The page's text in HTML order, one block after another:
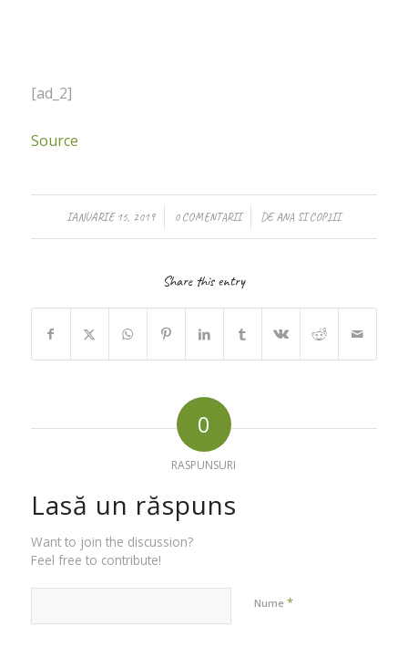
[ad_2]
Source
IANUARIE 15, 2019
/ 0 COMENTARII
/ DEANA SI COPIII
Share this entry
0
RASPUNSURI
Lasă un răspuns
Want to join the discussion?
Feel free to contribute!
Nume *